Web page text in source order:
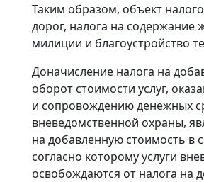
Таким образом, объект
дорог, налога на
милиции и благоустройство
Доначисление налога на
оборот стоимости услуг,
и сопровождению денежных
вневедомственной охраны,
на добавленную стоимость в
согласно которому услуги
освобождаются от налога на